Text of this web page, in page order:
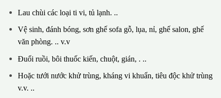
Lau chùi các loại ti vi, tủ lạnh. ..
Vệ sinh, đánh bóng, sơn ghế sofa gỗ, lụa, nỉ, ghế salon, ghế
văn phòng. .. v.v
Đuổi ruồi, bôi thuốc kiến, chuột, gián, . ..
Hoặc tưới nước khử trùng, kháng vi khuẩn, tiêu độc khử trùng
v.v. ..